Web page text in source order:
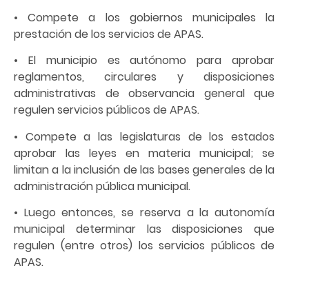
• Compete a los gobiernos municipales la
prestación de los servicios de APAS.
• El municipio es autónomo para aprobar
reglamentos, circulares y disposiciones
administrativas de observancia general que
regulen servicios públicos de APAS.
• Compete a las legislaturas de los estados
aprobar las leyes en materia municipal; se
limitan a la inclusión de las bases generales de la
administración pública municipal.
• Luego entonces, se reserva a la autonomía
municipal determinar las disposiciones que
regulen (entre otros) los servicios públicos de
APAS.